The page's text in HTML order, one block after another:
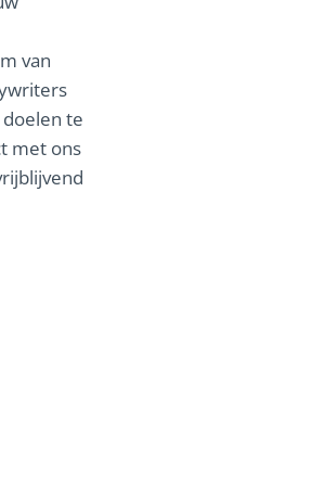
van
te
met ons